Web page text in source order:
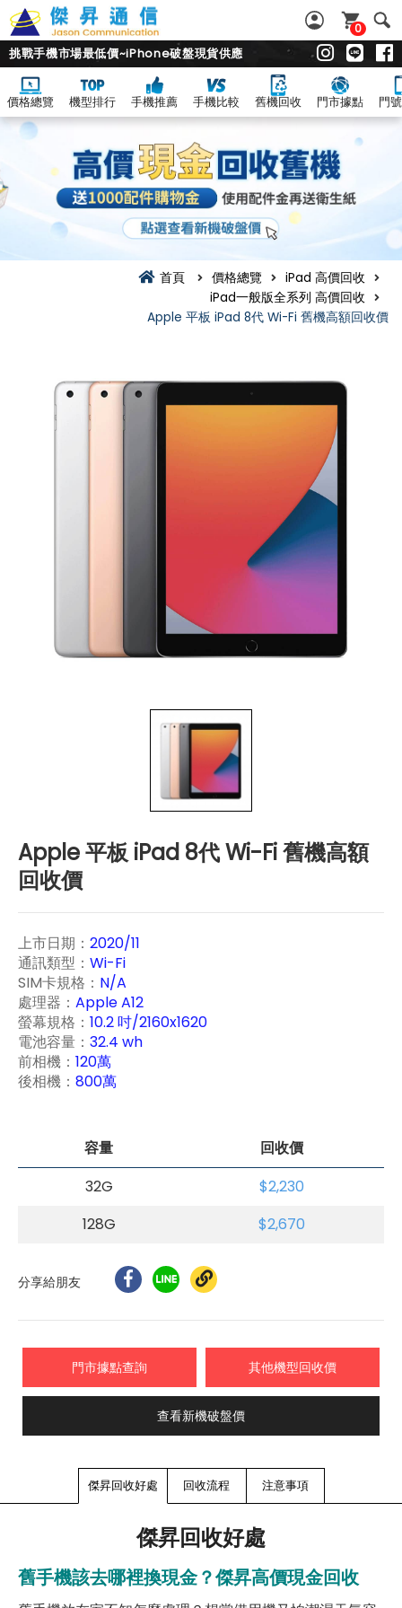
0
挑戰手機市場最低價~iPhone破盤現貨供應
價格總覽 機型排行 手機推薦 手機比較 舊機回收 門市據點 門
首頁 價格總覽
iPad 高價回收
iPad一般版全系列 高價回收
Apple 平板 iPad 8代 Wi-Fi 舊機高額回收價
Apple 平板 iPad 8代 Wi-Fi 舊機高額
回收價
上市日期： 2020/11
通訊類型： Wi-Fi
SIM卡規格： N/A
處理器： Apple A12
螢幕規格： 10.2 吋/2160x1620
電池容量： 32.4 wh
前相機： 120萬
後相機： 800萬
容量
回收價
32G
$2,230
128G
$2,670
分享給朋友
門市據點查詢 其他機型回收價
查看新機破盤價
傑昇回收好處 回收流程 注意事項
傑昇回收好處
舊手機該去哪裡換現金？傑昇高價現金回收